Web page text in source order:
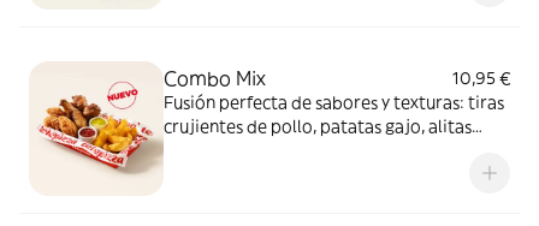
Combo Mix
10,95 €
Fusión perfecta de sabores y texturas: tiras
crujientes de pollo, patatas gajo, alitas